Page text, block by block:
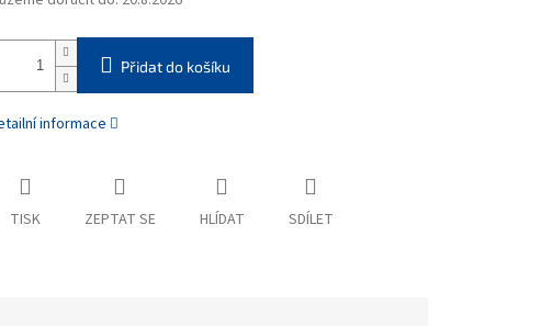
Přidat do košíku
informace
TISK ZEPTAT SE HLÍDAT SDÍLET